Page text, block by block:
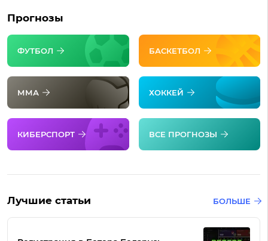
Прогнозы
ФУТБОЛ БАСКЕТБОЛ
ММА ХОККЕЙ
КИБЕРСПОРТ ВСЕ ПРОГНОЗЫ
Лучшие статьи БОЛЬШЕ